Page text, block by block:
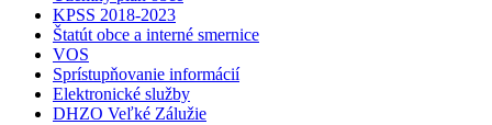
KPSS 2018-2023
Štatút obce a interné smernice
VOS
Sprístupňovanie informácií
Elektronické služby
DHZO Veľké Zálužie